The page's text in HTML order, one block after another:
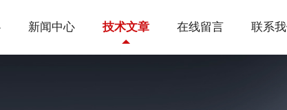
新闻中心 技术文章 在线留言 联系